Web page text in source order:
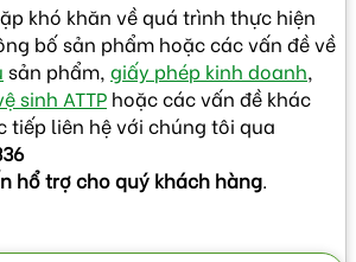
khó khăn về quá trình thực hiện
bố sản phẩm hoặc các vấn đề về
sản phẩm, giấy phép kinh doanh,
sinh ATTP hoặc các vấn đề khác
tiếp liên hệ với chúng tôi qua
hổ trợ cho quý khách hàng.